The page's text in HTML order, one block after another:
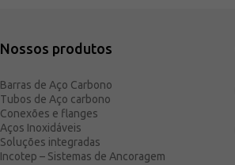
Nossos produtos
Barras de Aço Carbono
Tubos de Aço carbono
Conexões e flanges
Aços Inoxidáveis
Soluções integradas
Incotep – Sistemas de Ancoragem